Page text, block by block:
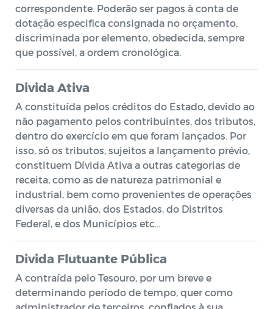
correspondente. Poderão ser pagos à conta de
dotação especifica consignada no orçamento,
discriminada por elemento, obedecida, sempre
que possível, a ordem cronológica.
Divida Ativa
A constituída pelos créditos do Estado, devido ao
não pagamento pelos contribuintes, dos tributos,
dentro do exercício em que foram lançados. Por
isso, só os tributos, sujeitos a lançamento prévio,
constituem Dívida Ativa a outras categorias de
receita, como as de natureza patrimonial e
industrial, bem como provenientes de operações
diversas da união, dos Estados, do Distritos
Federal, e dos Municípios etc…
Divida Flutuante Pública
A contraída pelo Tesouro, por um breve e
determinando período de tempo, quer como